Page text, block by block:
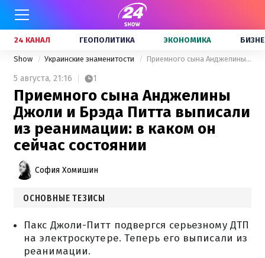
24 КАНАЛ ГЕОПОЛИТИКА ЭКОНОМИКА
Show Украинские знаменитости Приемного сына Анджелины Джоли и Брэда Питта выписали из реанимации: в каком он сейчас состоянии
5 августа, 21:16 1
Приемного сына Анджелины
Джоли и Брэда Питта выписали
из реанимации: в каком он
сейчас состоянии
София Хомишин
ОСНОВНЫЕ ТЕЗИСЫ
Пакс Джоли-Питт подвергся серьезному ДТП
на электроскутере. Теперь его выписали из
реанимации.